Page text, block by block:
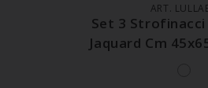
ART.
Set 3 Strofinacci
Jaquard Cm